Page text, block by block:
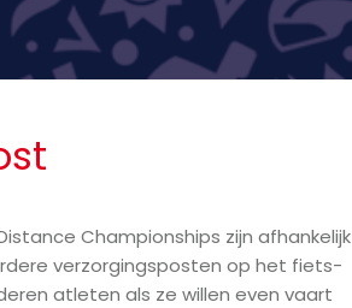
Championships zijn afhankelijk
verzorgingsposten op het fiets-
atleten als ze willen even vaart